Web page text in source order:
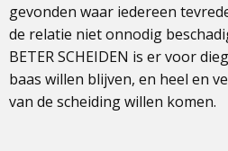
gevonden waar iedereen
de relatie niet onnodig
BETER SCHEIDEN is er voor
baas willen blijven, en heel en
van de scheiding willen komen.